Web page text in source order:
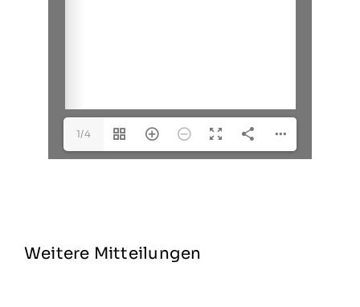
1/4
Weitere Mitteilungen